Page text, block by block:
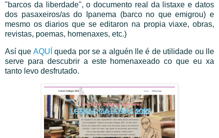
"barcos da liberdade", o documento real da listaxe e datos
dos pasaxeiros/as do Ipanema (barco no que emigrou) e
mesmo os diarios que se editaron na propia viaxe, obras,
revistas, poemas, homenaxes, etc.)
Así que AQUÍ queda por se a alguén lle é de utilidade ou lle
serve para descubrir a este homenaxeado co que eu xa
tanto levo desfrutado.